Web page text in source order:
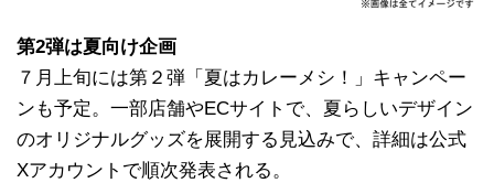
第2弾は夏向け企画
７月上旬には第２弾「夏はカレーメシ！」キャンペー
ンも予定。一部店舗やECサイトで、夏らしいデザイン
のオリジナルグッズを展開する見込みで、詳細は公式
Xアカウントで順次発表される。